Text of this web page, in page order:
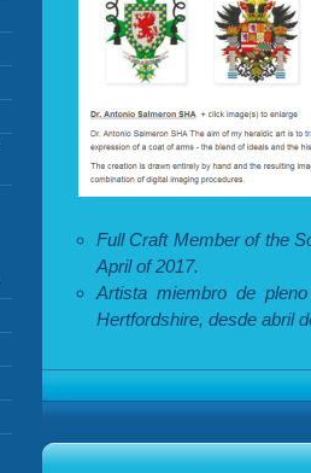
Full Craft Member of the
April of 2017.
Artista miembro de
Hertfordshire, desde abril